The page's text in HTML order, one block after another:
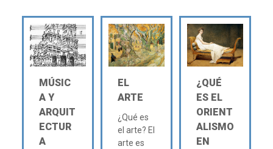
MÚSIC
A Y
ARQUIT
ECTUR
A
EL
ARTE
¿Qué es
el arte? El
arte es
¿QUÉ
ES EL
ORIENT
ALISMO
EN